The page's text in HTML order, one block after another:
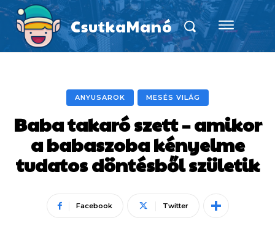
CsutkaManó
ANYUSAROK MESÉS VILÁG
Baba takaró szett – amikor
a babaszoba kényelme
tudatos döntésből születik
Facebook Twitter